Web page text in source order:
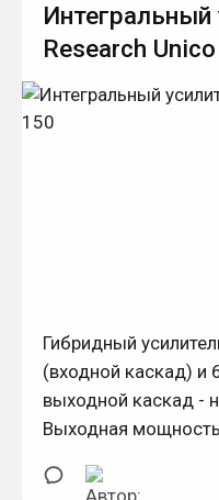
Интегральный
Research
Гибридный
(входной каскад) и
выходной каскад -
Выходная